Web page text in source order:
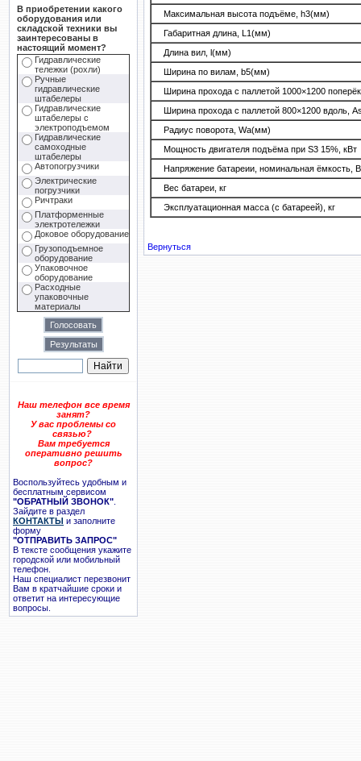
В приобретении какого
оборудования или
складской техники вы
заинтересованы в
настоящий момент?
Гидравлические
тележки (рохли)
Ручные
гидравлические
штабелеры
Гидравлические
штабелеры с
электроподъемом
Гидравлические
самоходные
штабелеры
Автопогрузчики
Электрические
погрузчики
Ричтраки
Платформенные
электротележки
Доковое оборудование
Грузоподъемное
оборудование
Упаковочное
оборудование
Расходные
упаковочные
материалы
Наш телефон все время
занят?
У вас проблемы со
связью?
Вам требуется
оперативно решить
вопрос?
Воспользуйтесь удобным и
бесплатным сервисом
"ОБРАТНЫЙ ЗВОНОК"
Зайдите в раздел
КОНТАКТЫ и заполните
форму
"ОТПРАВИТЬ ЗАПРОС"
В тексте сообщения укажите
городской или мобильный
телефон.
Наш специалист перезвонит
Вам в кратчайшие сроки и
ответит на интересующие
вопросы.
Максимальная высота подъёме, h3(мм)
Габаритная длина, L1(мм)
Длина вил, l(мм)
Ширина по вилам, b5(мм)
Ширина прохода с паллетой 1000×1200
Ширина прохода с паллетой 800×1200 вдоль,
Радиус поворота, Wa(мм)
Мощность двигателя подъёма при S3 15%, кВт
Напряжение батареии, номинальная ёмкость,
Вес батареи, кг
Эксплуатационная масса (с батареей), кг
Вернуться